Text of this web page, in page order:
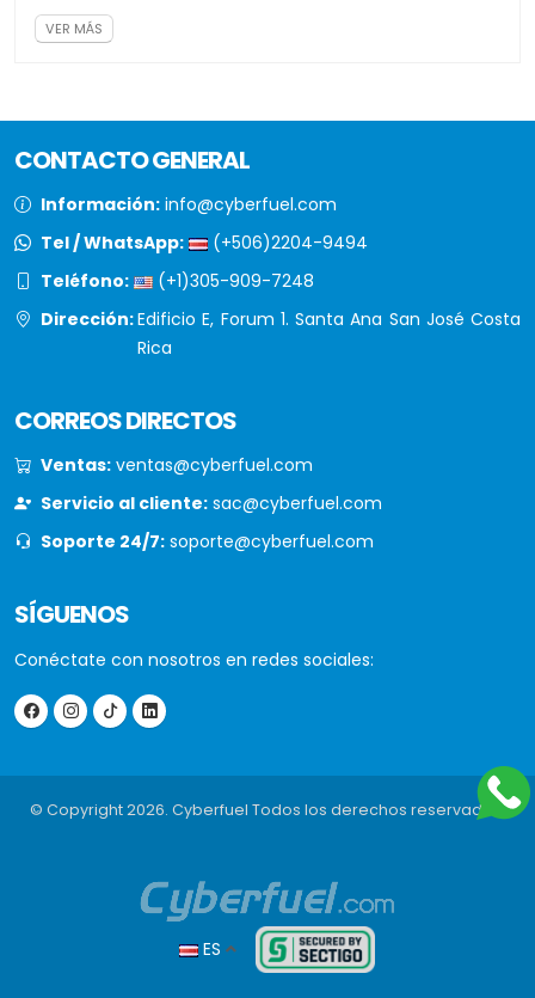
VER MÁS
CONTACTO GENERAL
Información: info@cyberfuel.com
Tel / WhatsApp:
(+506)2204-9494
Teléfono:
(+1)305-909-7248
Dirección:Edificio E, Forum 1. Santa Ana San José Costa
Rica
CORREOS DIRECTOS
Ventas: ventas@cyberfuel.com
Servicio al cliente: sac@cyberfuel.com
Soporte 24/7: soporte@cyberfuel.com
SÍGUENOS
Conéctate con nosotros en redes sociales:
© Copyright 2026. Cyberfuel Todos los derechos reservados.
ES